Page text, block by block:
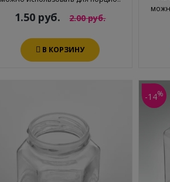
1.50 руб. 2.00 руб.
В КОРЗИНУ
-14%